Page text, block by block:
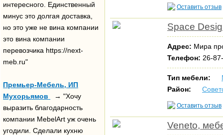
интересного. Единственный
минус это долгая доставка,
но это уже не вина компании
это вина компании
перевозчика https://next-
meb.ru"
Премьер-Мебель, ИП
Мухорьямов
→ "Хочу
выразить благодарность
компании MebelArt уж очень
угодили. Сделали кухню
Оставить отзыв
Space
Адрес: Мира
Телефон: 26-
Тип мебели:
Район:
Оставить отзыв
Veneto,